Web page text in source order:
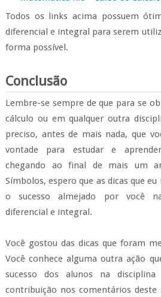
Todos os links acima possuem
diferencial e integral para serem
forma possível.
Conclusão
Lembre-se sempre de que para se
cálculo ou em qualquer outra
preciso, antes de mais nada, que
vontade para estudar e
chegando ao final de mais um
Símbolos, espero que as dicas que
o sucesso almejado por você
diferencial e integral.
Você gostou das dicas que foram
Você conhece alguma outra ação
sucesso dos alunos na
contribuição nos comentários deste